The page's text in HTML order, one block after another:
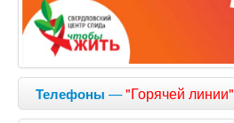
Телефоны —"Горячей линии"